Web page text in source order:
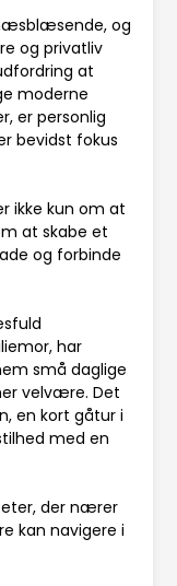
og
og privatliv
at
moderne
er personlig
bevidst fokus
ikke kun om at
at skabe et
og forbinde
har
små daglige
velvære. Det
en kort gåtur i
med en
der nærer
kan navigere i